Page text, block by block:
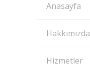
Anasayfa
Hakkımızda
Hizmetler